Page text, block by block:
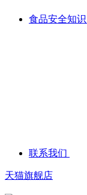
食品安全知识
联系我们
天猫旗舰店